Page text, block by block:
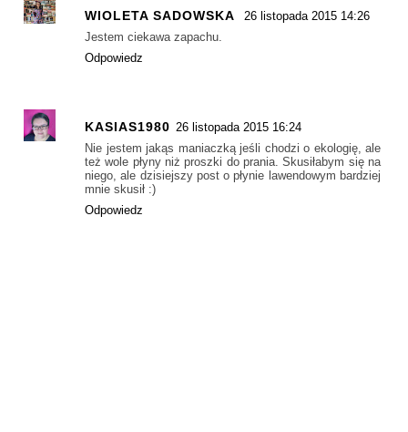
WIOLETA SADOWSKA
26 listopada 2015 14:26
Jestem ciekawa zapachu.
Odpowiedz
KASIAS1980 26 listopada 2015 16:24
Nie jestem jakąs maniaczką jeśli chodzi o ekologię, ale
też wole płyny niż proszki do prania. Skusiłabym się na
niego, ale dzisiejszy post o płynie lawendowym bardziej
mnie skusił :)
Odpowiedz